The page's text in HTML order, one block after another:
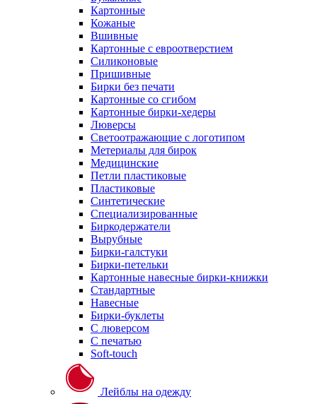
Картонные
Кожаные
Вшивные
Картонные с евроотверстием
Силиконовые
Пришивные
Бирки без печати
Картонные со сгибом
Картонные бирки-хедеры
Люверсы
Светоотражающие с логотипом
Метериалы для бирок
Медицинские
Петли пластиковые
Пластиковые
Синтетические
Специализированные
Биркодержатели
Вырубные
Бирки-галстуки
Бирки-петельки
Картонные навесные бирки-книжки
Стандартные
Навесные
Бирки-буклеты
С люверсом
С печатью
Soft-touch
Лейблы на одежду